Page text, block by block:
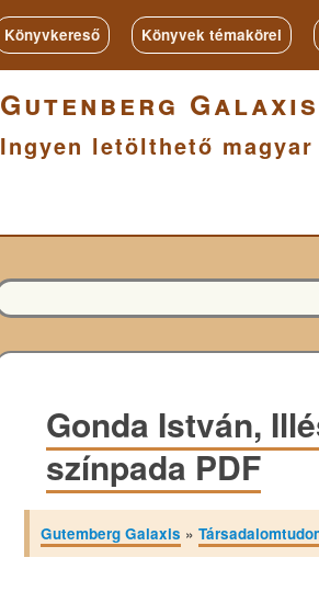
Könyvkereső Könyvek témakörei
Gutenberg Galaxis
Ingyen letölthető
Gonda István,
színpada PDF
Gutemberg Galaxis »